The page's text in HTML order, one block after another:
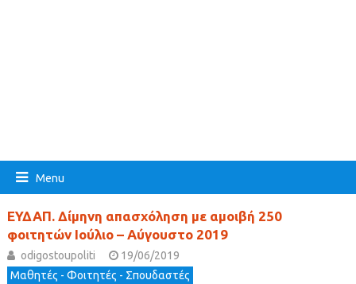
Menu
ΕΥΔΑΠ. Δίμηνη απασχόληση με αμοιβή 250
φοιτητών Ιούλιο – Αύγουστο 2019
odigostoupoliti
19/06/2019
Μαθητές - Φοιτητές - Σπουδαστές